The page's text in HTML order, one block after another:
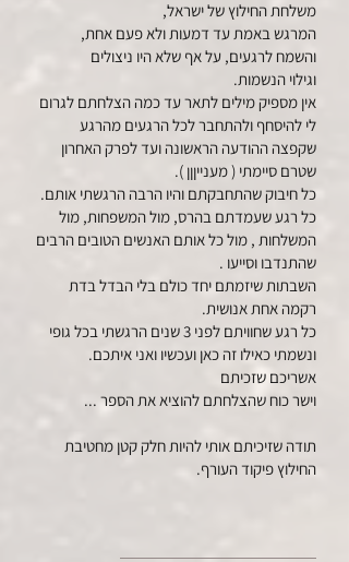
משלחת החילוץ של ישראל,
המרגש באמת עד דמעות ולא פעם אחת,
והשמח לרגעים, על אף שלא היו ניצולים
וגילוי הנשמות.
אין מספיק מילים לתאר עד כמה הצלחתם לגרום
לי להיסחף ולהתחבר לכל הרגעים מהרגע
שקפצה ההודעה הראשונה ועד לפרק האחרון
שטרם סיימתי ( מענייןןן ).
כל חיבוק שהתחבקתם והיו הרבה הרגשתי אותם.
כל רגע שעמדתם בהרס, מול המשפחות, מול
המשלחות , מול כל אותם האנשים הטובים הרבים
שהתנדבו וסייעו .
השבתות שיזמתם יחד כולם בלי הבדל בדת
רקמה אחת אנושית.
כל רגע שחוויתם לפני 3 שנים הרגשתי בכל גופי
ונשמתי כאילו זה כאן ועכשיו ואני איתכם.
אשריכם שזכיתם
וישר כוח שהצלחתם להוציא את הספר ...
תודה שזיכיתם אותי להיות חלק קטן מחטיבת
החילוץ פיקוד העורף.